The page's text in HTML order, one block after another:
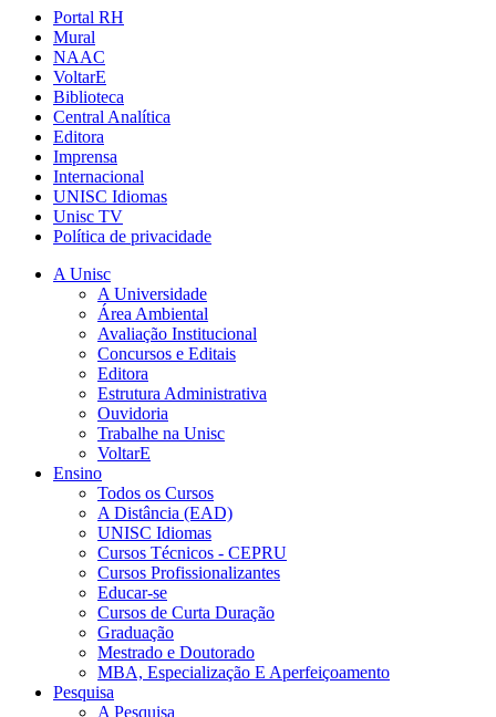
Portal RH
Mural
NAAC
VoltarE
Biblioteca
Central Analítica
Editora
Imprensa
Internacional
UNISC Idiomas
Unisc TV
Política de privacidade
A Unisc
A Universidade
Área Ambiental
Avaliação Institucional
Concursos e Editais
Editora
Estrutura Administrativa
Ouvidoria
Trabalhe na Unisc
VoltarE
Ensino
Todos os Cursos
A Distância (EAD)
UNISC Idiomas
Cursos Técnicos - CEPRU
Cursos Profissionalizantes
Educar-se
Cursos de Curta Duração
Graduação
Mestrado e Doutorado
MBA, Especialização E Aperfeiçoamento
Pesquisa
A Pesquisa